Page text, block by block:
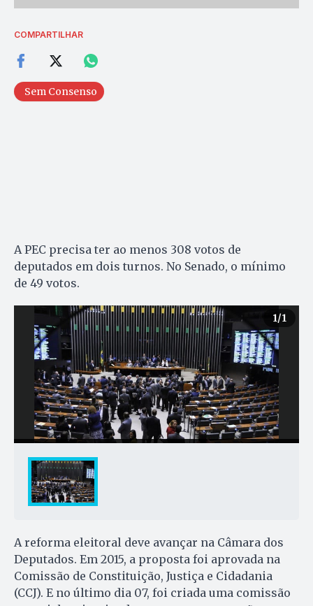
COMPARTILHAR
Sem Consenso
A PEC precisa ter ao menos 308 votos de
deputados em dois turnos. No Senado, o mínimo
de 49 votos.
1/1
A reforma eleitoral deve avançar na Câmara dos
Deputados. Em 2015, a proposta foi aprovada na
Comissão de Constituição, Justiça e Cidadania
(CCJ). E no último dia 07, foi criada uma comissão